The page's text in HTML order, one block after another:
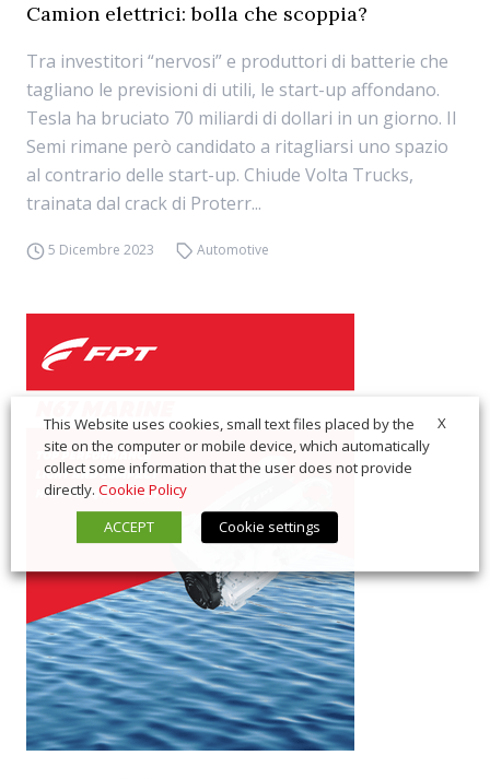
Camion elettrici: bolla che scoppia?
Tra investitori “nervosi” e produttori di batterie che
tagliano le previsioni di utili, le start-up affondano.
Tesla ha bruciato 70 miliardi di dollari in un giorno. Il
Semi rimane però candidato a ritagliarsi uno spazio
al contrario delle start-up. Chiude Volta Trucks,
trainata dal crack di Proterr...
5 Dicembre 2023 Automotive
X
This Website uses cookies, small text files placed by the
site on the computer or mobile device, which automatically
collect some information that the user does not provide
directly. Cookie Policy
ACCEPT
Cookie settings